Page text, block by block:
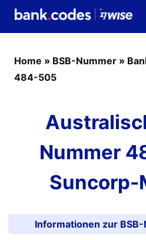
Home » BSB-Nummer »
484-505
Nummer
Suncorp-
Informationen zur